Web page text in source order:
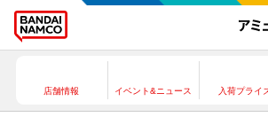
店舗情報 イベント&ニュース 入荷プライ